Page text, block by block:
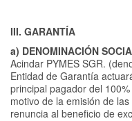
III. GARANTÍA
a) DENOMINACIÓN
Acindar PYMES SGR.
Entidad de Garantía
principal pagador del
motivo de la emisión de
renuncia al beneficio de